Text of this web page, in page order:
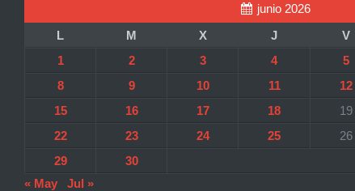
junio 2026
L
M X J V
1
2 3 4 5
8
9 10 11 12
15
16 17 18 19
22
23 24 25 26
29
30
« May
Jul »